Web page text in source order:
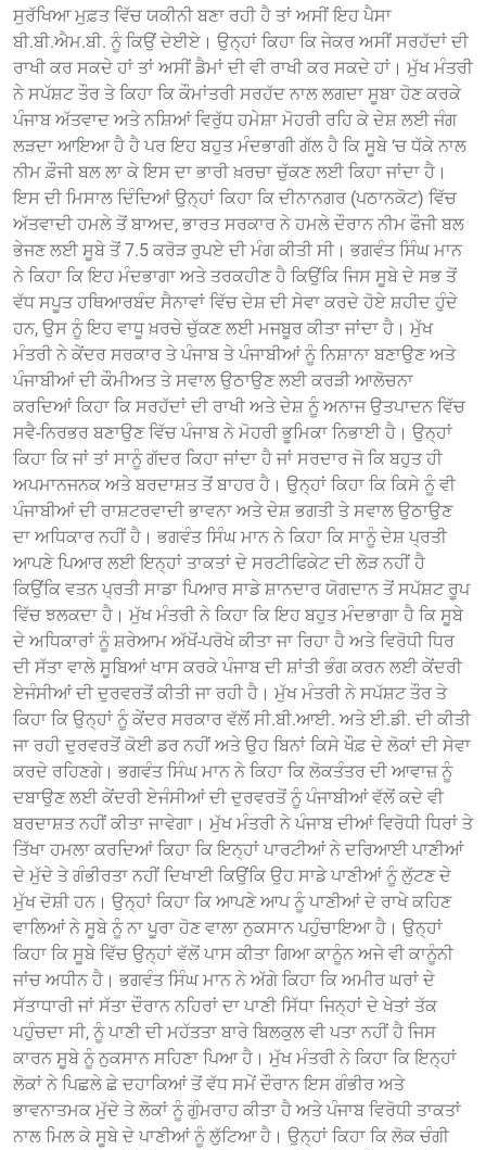
ਸੁਰੱਖਿਆ ਮੁਫ਼ਤ ਵਿੱਚ ਯਕੀਨੀ ਬਣਾ ਰਹੀ ਹੈ ਤਾਂ ਅਸੀਂ ਇਹ ਪੈਸਾ
ਬੀ.ਬੀ.ਐਮ.ਬੀ. ਨੂੰ ਕਿਉਂ ਦੇਈਏ। ਉਨ੍ਹਾਂ ਕਿਹਾ ਕਿ ਜੇਕਰ ਅਸੀਂ ਸਰਹੱਦਾਂ ਦੀ
ਰਾਖੀ ਕਰ ਸਕਦੇ ਹਾਂ ਤਾਂ ਅਸੀਂ ਡੈਮਾਂ ਦੀ ਵੀ ਰਾਖੀ ਕਰ ਸਕਦੇ ਹਾਂ। ਮੁੱਖ ਮੰਤਰੀ
ਨੇ ਸਪੱਸ਼ਟ ਤੌਰ ਤੇ ਕਿਹਾ ਕਿ ਕੌਮਾਂਤਰੀ ਸਰਹੱਦ ਨਾਲ ਲਗਦਾ ਸੂਬਾ ਹੋਣ ਕਰਕੇ
ਪੰਜਾਬ ਅੱਤਵਾਦ ਅਤੇ ਨਸ਼ਿਆਂ ਵਿਰੁੱਧ ਹਮੇਸ਼ਾ ਮੋਹਰੀ ਰਹਿ ਕੇ ਦੇਸ਼ ਲਈ ਜੰਗ
ਲੜਦਾ ਆਇਆ ਹੈ ਹੈ ਪਰ ਇਹ ਬਹੁਤ ਮੰਦਭਾਗੀ ਗੱਲ ਹੈ ਕਿ ਸੂਬੇ ‘ਚ ਧੱਕੇ ਨਾਲ
ਨੀਮ ਫ਼ੌਜੀ ਬਲ ਲਾ ਕੇ ਇਸ ਦਾ ਭਾਰੀ ਖ਼ਰਚਾ ਚੁੱਕਣ ਲਈ ਕਿਹਾ ਜਾਂਦਾ ਹੈ।
ਇਸ ਦੀ ਮਿਸਾਲ ਦਿੰਦਿਆਂ ਉਨ੍ਹਾਂ ਕਿਹਾ ਕਿ ਦੀਨਾਨਗਰ (ਪਠਾਨਕੋਟ) ਵਿੱਚ
ਅੱਤਵਾਦੀ ਹਮਲੇ ਤੋਂ ਬਾਅਦ, ਭਾਰਤ ਸਰਕਾਰ ਨੇ ਹਮਲੇ ਦੌਰਾਨ ਨੀਮ ਫੌਜੀ ਬਲ
ਭੇਜਣ ਲਈ ਸੂਬੇ ਤੋਂ 7.5 ਕਰੋੜ ਰੁਪਏ ਦੀ ਮੰਗ ਕੀਤੀ ਸੀ। ਭਗਵੰਤ ਸਿੰਘ ਮਾਨ
ਨੇ ਕਿਹਾ ਕਿ ਇਹ ਮੰਦਭਾਗਾ ਅਤੇ ਤਰਕਹੀਣ ਹੈ ਕਿਉਂਕਿ ਜਿਸ ਸੂਬੇ ਦੇ ਸਭ ਤੋਂ
ਵੱਧ ਸਪੂਤ ਹਥਿਆਰਬੰਦ ਸੈਨਾਵਾਂ ਵਿੱਚ ਦੇਸ਼ ਦੀ ਸੇਵਾ ਕਰਦੇ ਹੋਏ ਸ਼ਹੀਦ ਹੁੰਦੇ
ਹਨ, ਉਸ ਨੂੰ ਇਹ ਵਾਧੂ ਖ਼ਰਚੇ ਚੁੱਕਣ ਲਈ ਮਜਬੂਰ ਕੀਤਾ ਜਾਂਦਾ ਹੈ। ਮੁੱਖ
ਮੰਤਰੀ ਨੇ ਕੇਂਦਰ ਸਰਕਾਰ ਤੇ ਪੰਜਾਬ ਤੇ ਪੰਜਾਬੀਆਂ ਨੂੰ ਨਿਸ਼ਾਨਾ ਬਣਾਉਣ ਅਤੇ
ਪੰਜਾਬੀਆਂ ਦੀ ਕੌਮੀਅਤ ਤੇ ਸਵਾਲ ਉਠਾਉਣ ਲਈ ਕਰੜੀ ਆਲੋਚਨਾ
ਕਰਦਿਆਂ ਕਿਹਾ ਕਿ ਸਰਹੱਦਾਂ ਦੀ ਰਾਖੀ ਅਤੇ ਦੇਸ਼ ਨੂੰ ਅਨਾਜ ਉਤਪਾਦਨ ਵਿੱਚ
ਸਵੈ-ਨਿਰਭਰ ਬਣਾਉਣ ਵਿੱਚ ਪੰਜਾਬ ਨੇ ਮੋਹਰੀ ਭੂਮਿਕਾ ਨਿਭਾਈ ਹੈ। ਉਨ੍ਹਾਂ
ਕਿਹਾ ਕਿ ਜਾਂ ਤਾਂ ਸਾਨੂੰ ਗੱਦਰ ਕਿਹਾ ਜਾਂਦਾ ਹੈ ਜਾਂ ਸਰਦਾਰ ਜੋ ਕਿ ਬਹੁਤ ਹੀ
ਅਪਮਾਨਜਨਕ ਅਤੇ ਬਰਦਾਸ਼ਤ ਤੋਂ ਬਾਹਰ ਹੈ। ਉਨ੍ਹਾਂ ਕਿਹਾ ਕਿ ਕਿਸੇ ਨੂੰ ਵੀ
ਪੰਜਾਬੀਆਂ ਦੀ ਰਾਸ਼ਟਰਵਾਦੀ ਭਾਵਨਾ ਅਤੇ ਦੇਸ਼ ਭਗਤੀ ਤੇ ਸਵਾਲ ਉਠਾਉਣ
ਦਾ ਅਧਿਕਾਰ ਨਹੀਂ ਹੈ। ਭਗਵੰਤ ਸਿੰਘ ਮਾਨ ਨੇ ਕਿਹਾ ਕਿ ਸਾਨੂੰ ਦੇਸ਼ ਪ੍ਰਤੀ
ਆਪਣੇ ਪਿਆਰ ਲਈ ਇਨ੍ਹਾਂ ਤਾਕਤਾਂ ਦੇ ਸਰਟੀਫਿਕੇਟ ਦੀ ਲੋੜ ਨਹੀਂ ਹੈ
ਕਿਉਂਕਿ ਵਤਨ ਪ੍ਰਤੀ ਸਾਡਾ ਪਿਆਰ ਸਾਡੇ ਸ਼ਾਨਦਾਰ ਯੋਗਦਾਨ ਤੋਂ ਸਪੱਸ਼ਟ ਰੂਪ
ਵਿੱਚ ਝਲਕਦਾ ਹੈ। ਮੁੱਖ ਮੰਤਰੀ ਨੇ ਕਿਹਾ ਕਿ ਇਹ ਬਹੁਤ ਮੰਦਭਾਗਾ ਹੈ ਕਿ ਸੂਬੇ
ਦੇ ਅਧਿਕਾਰਾਂ ਨੂੰ ਸ਼ਰੇਆਮ ਅੱਖੋਂ-ਪਰੋਖੇ ਕੀਤਾ ਜਾ ਰਿਹਾ ਹੈ ਅਤੇ ਵਿਰੋਧੀ ਧਿਰ
ਦੀ ਸੱਤਾ ਵਾਲੇ ਸੂਬਿਆਂ ਖਾਸ ਕਰਕੇ ਪੰਜਾਬ ਦੀ ਸ਼ਾਂਤੀ ਭੰਗ ਕਰਨ ਲਈ ਕੇਂਦਰੀ
ਏਜੰਸੀਆਂ ਦੀ ਦੁਰਵਰਤੋਂ ਕੀਤੀ ਜਾ ਰਹੀ ਹੈ। ਮੁੱਖ ਮੰਤਰੀ ਨੇ ਸਪੱਸ਼ਟ ਤੌਰ ਤੇ
ਕਿਹਾ ਕਿ ਉਨ੍ਹਾਂ ਨੂੰ ਕੇਂਦਰ ਸਰਕਾਰ ਵੱਲੋਂ ਸੀ.ਬੀ.ਆਈ. ਅਤੇ ਈ.ਡੀ. ਦੀ ਕੀਤੀ
ਜਾ ਰਹੀ ਦੁਰਵਰਤੋਂ ਕੋਈ ਡਰ ਨਹੀਂ ਅਤੇ ਉਹ ਬਿਨਾਂ ਕਿਸੇ ਖੌਫ਼ ਦੇ ਲੋਕਾਂ ਦੀ ਸੇਵਾ
ਕਰਦੇ ਰਹਿਣਗੇ। ਭਗਵੰਤ ਸਿੰਘ ਮਾਨ ਨੇ ਕਿਹਾ ਕਿ ਲੋਕਤੰਤਰ ਦੀ ਆਵਾਜ਼ ਨੂੰ
ਦਬਾਉਣ ਲਈ ਕੇਂਦਰੀ ਏਜੰਸੀਆਂ ਦੀ ਦੁਰਵਰਤੋਂ ਨੂੰ ਪੰਜਾਬੀਆਂ ਵੱਲੋਂ ਕਦੇ ਵੀ
ਬਰਦਾਸ਼ਤ ਨਹੀਂ ਕੀਤਾ ਜਾਵੇਗਾ। ਮੁੱਖ ਮੰਤਰੀ ਨੇ ਪੰਜਾਬ ਦੀਆਂ ਵਿਰੋਧੀ ਧਿਰਾਂ ਤੇ
ਤਿੱਖਾ ਹਮਲਾ ਕਰਦਿਆਂ ਕਿਹਾ ਕਿ ਇਨ੍ਹਾਂ ਪਾਰਟੀਆਂ ਨੇ ਦਰਿਆਈ ਪਾਣੀਆਂ
ਦੇ ਮੁੱਦੇ ਤੇ ਗੰਭੀਰਤਾ ਨਹੀਂ ਦਿਖਾਈ ਕਿਉਂਕਿ ਉਹ ਸਾਡੇ ਪਾਣੀਆਂ ਨੂੰ ਲੁੱਟਣ ਦੇ
ਮੁੱਖ ਦੋਸ਼ੀ ਹਨ। ਉਨ੍ਹਾਂ ਕਿਹਾ ਕਿ ਆਪਣੇ ਆਪ ਨੂੰ ਪਾਣੀਆਂ ਦੇ ਰਾਖੇ ਕਹਿਣ
ਵਾਲਿਆਂ ਨੇ ਸੂਬੇ ਨੂੰ ਨਾ ਪੂਰਾ ਹੋਣ ਵਾਲਾ ਨੁਕਸਾਨ ਪਹੁੰਚਾਇਆ ਹੈ। ਉਨ੍ਹਾਂ
ਕਿਹਾ ਕਿ ਸੂਬੇ ਵਿੱਚ ਉਨ੍ਹਾਂ ਵੱਲੋਂ ਪਾਸ ਕੀਤਾ ਗਿਆ ਕਾਨੂੰਨ ਅਜੇ ਵੀ ਕਾਨੂੰਨੀ
ਜਾਂਚ ਅਧੀਨ ਹੈ। ਭਗਵੰਤ ਸਿੰਘ ਮਾਨ ਨੇ ਅੱਗੇ ਕਿਹਾ ਕਿ ਅਮੀਰ ਘਰਾਂ ਦੇ
ਸੱਤਾਧਾਰੀ ਜਾਂ ਸੱਤਾ ਦੌਰਾਨ ਨਹਿਰਾਂ ਦਾ ਪਾਣੀ ਸਿੱਧਾ ਜਿਨ੍ਹਾਂ ਦੇ ਖੇਤਾਂ ਤੱਕ
ਪਹੁੰਚਦਾ ਸੀ, ਨੂੰ ਪਾਣੀ ਦੀ ਮਹੱਤਤਾ ਬਾਰੇ ਬਿਲਕੁਲ ਵੀ ਪਤਾ ਨਹੀਂ ਹੈ ਜਿਸ
ਕਾਰਨ ਸੂਬੇ ਨੂੰ ਨੁਕਸਾਨ ਸਹਿਣਾ ਪਿਆ ਹੈ। ਮੁੱਖ ਮੰਤਰੀ ਨੇ ਕਿਹਾ ਕਿ ਇਨ੍ਹਾਂ
ਲੋਕਾਂ ਨੇ ਪਿਛਲੇ ਛੇ ਦਹਾਕਿਆਂ ਤੋਂ ਵੱਧ ਸਮੇਂ ਦੌਰਾਨ ਇਸ ਗੰਭੀਰ ਅਤੇ
ਭਾਵਨਾਤਮਕ ਮੁੱਦੇ ਤੇ ਲੋਕਾਂ ਨੂੰ ਗੁੰਮਰਾਹ ਕੀਤਾ ਹੈ ਅਤੇ ਪੰਜਾਬ ਵਿਰੋਧੀ ਤਾਕਤਾਂ
ਨਾਲ ਮਿਲ ਕੇ ਸੂਬੇ ਦੇ ਪਾਣੀਆਂ ਨੂੰ ਲੁੱਟਿਆ ਹੈ। ਉਨ੍ਹਾਂ ਕਿਹਾ ਕਿ ਲੋਕ ਚੰਗੀ